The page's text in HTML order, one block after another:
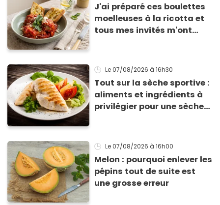
J'ai préparé ces boulettes
moelleuses à la ricotta et
tous mes invités m'ont
Le 07/08/2026 à 16h30
Tout sur la sèche sportive :
aliments et ingrédients à
privilégier pour une sèche
Le 07/08/2026 à 16h00
Melon : pourquoi enlever les
pépins tout de suite est
une grosse erreur